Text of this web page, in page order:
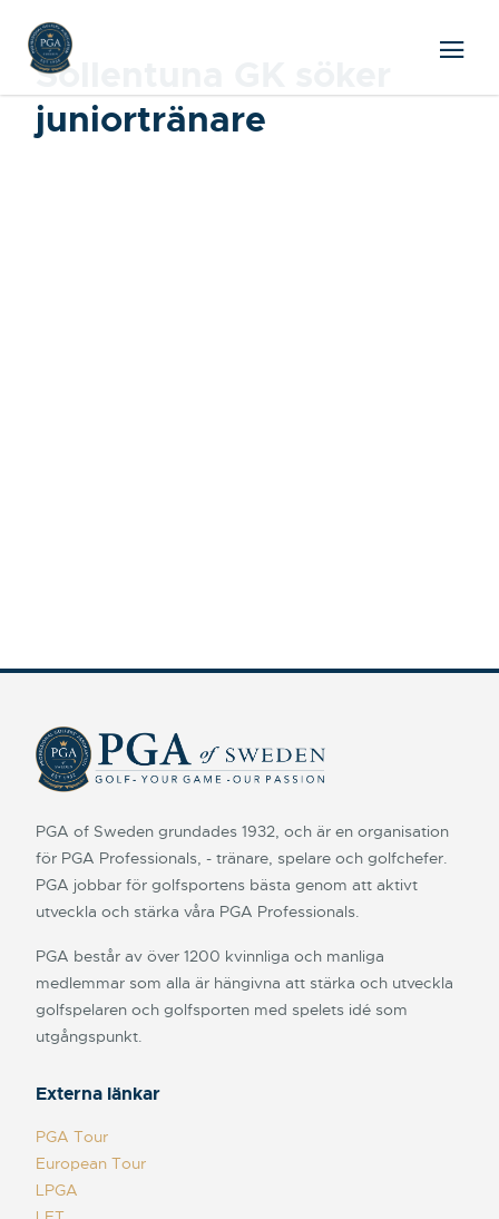
Sollentuna GK söker
juniortränare
PGA of Sweden grundades 1932, och är en organisation
för PGA Professionals, - tränare, spelare och golfchefer.
PGA jobbar för golfsportens bästa genom att aktivt
utveckla och stärka våra PGA Professionals.
PGA består av över 1200 kvinnliga och manliga
medlemmar som alla är hängivna att stärka och utveckla
golfspelaren och golfsporten med spelets idé som
utgångspunkt.
Externa länkar
PGA Tour
European Tour
LPGA